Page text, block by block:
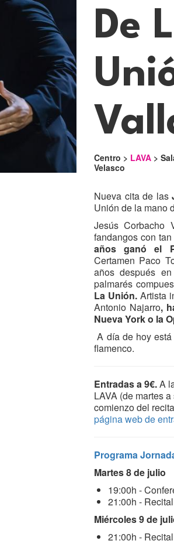
De
Centro > LAVA >
Velasco
Nueva cita de las
Unión de la mano
Jesús Corbacho
fandangos con
años ganó el
Certamen Paco
años después
palmarés
La Unión. Artista
Antonio Najarro,
Nueva York o la
A día de hoy
flamenco.
Entradas a 9€.A
LAVA (de martes
comienzo del
página web de
Programa
Martes 8 de julio
19:00h -
21:00h -
Miércoles 9 de
21:00h -